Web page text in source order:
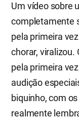
Um vídeo sobre
completamente
pela primeira
chorar, viralizou.
pela primeira
audição
biquinho, com
realmente